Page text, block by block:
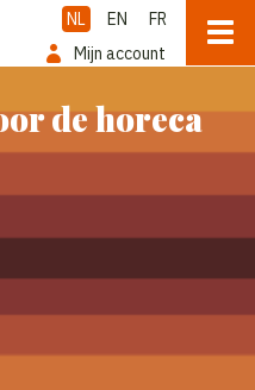
NL EN
FR
Mijn account
de horeca